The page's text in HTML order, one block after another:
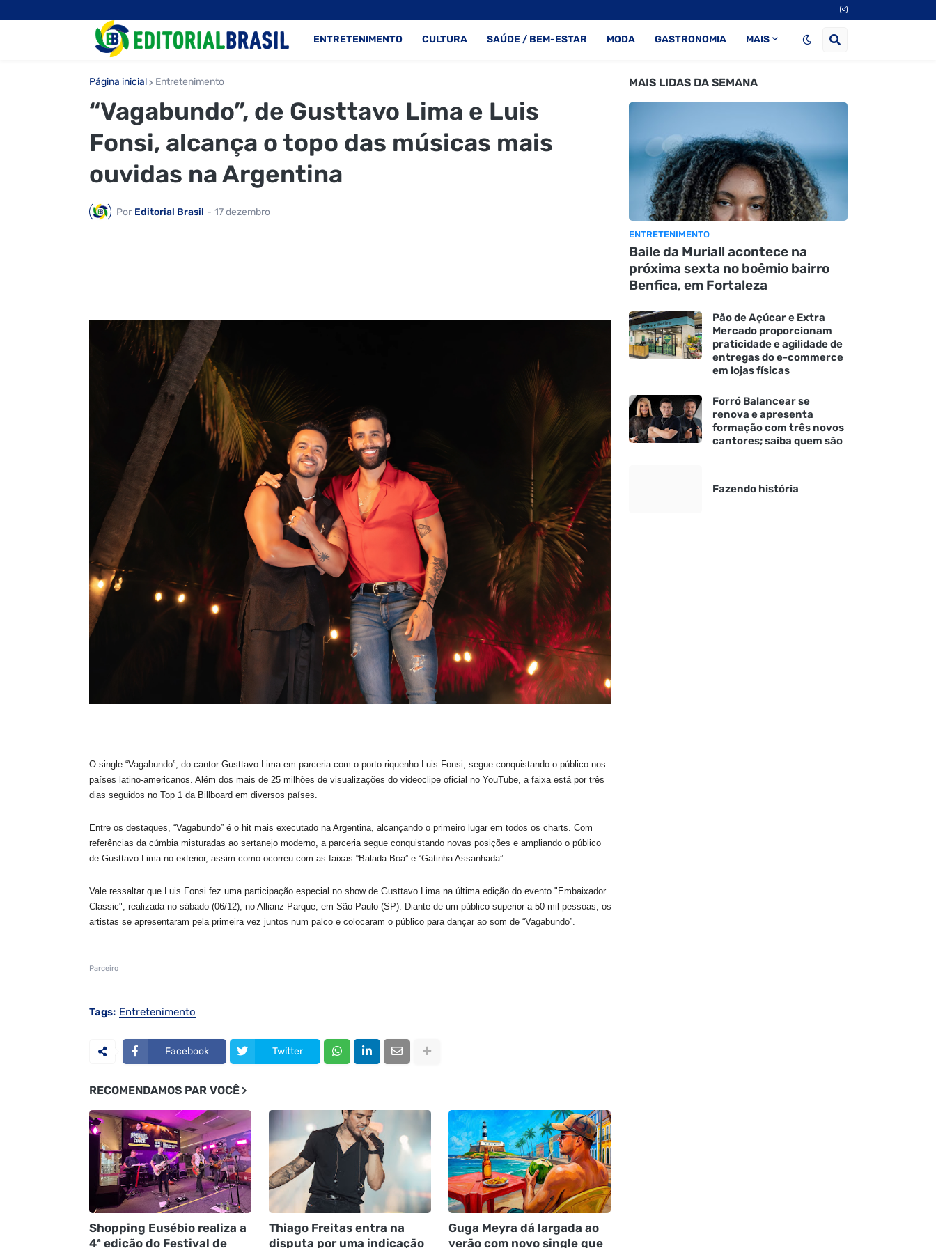
ENTRETENIMENTO CULTURA SAÚDE / BEM-ESTAR MODA GASTRONOMIA MAIS
Página inicial Entretenimento
“Vagabundo”, de Gusttavo Lima e Luis
Fonsi, alcança o topo das músicas mais
ouvidas na Argentina
Por Editorial Brasil - 17 dezembro
O single “Vagabundo”, do cantor Gusttavo Lima em parceria com o porto-riquenho Luis Fonsi, segue conquistando o público nos
países latino-americanos. Além dos mais de 25 milhões de visualizações do videoclipe oficial no YouTube, a faixa está por três
dias seguidos no Top 1 da Billboard em diversos países.
Entre os destaques, “Vagabundo” é o hit mais executado na Argentina, alcançando o primeiro lugar em todos os charts. Com
referências da cúmbia misturadas ao sertanejo moderno, a parceria segue conquistando novas posições e ampliando o público
de Gusttavo Lima no exterior, assim como ocorreu com as faixas “Balada Boa” e “Gatinha Assanhada”.
Vale ressaltar que Luis Fonsi fez uma participação especial no show de Gusttavo Lima na última edição do evento "Embaixador
Classic", realizada no sábado (06/12), no Allianz Parque, em São Paulo (SP). Diante de um público superior a 50 mil pessoas, os
artistas se apresentaram pela primeira vez juntos num palco e colocaram o público para dançar ao som de “Vagabundo”.
Parceiro
Tags: Entretenimento
Facebook Twitter
RECOMENDAMOS PAR VOCÊ
Shopping Eusébio realiza a
4ª edição do Festival de
Thiago Freitas entra na
disputa por uma indicação
Guga Meyra dá largada ao
verão com novo single que
MAIS LIDAS DA SEMANA
ENTRETENIMENTO
Baile da Muriall acontece na
próxima sexta no boêmio bairro
Benfica, em Fortaleza
Pão de Açúcar e Extra
Mercado proporcionam
praticidade e agilidade de
entregas do e-commerce
em lojas físicas
Forró Balancear se
renova e apresenta
formação com três novos
cantores; saiba quem são
Fazendo história